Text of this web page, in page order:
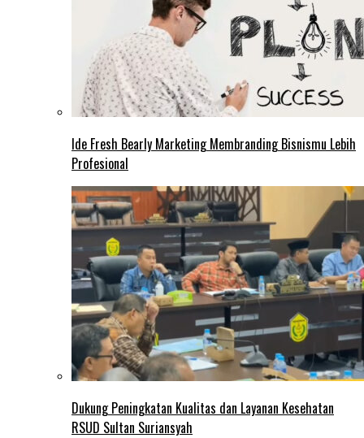
Ide Fresh Bearly Marketing Membranding Bisnismu Lebih
Profesional
Dukung Peningkatan Kualitas dan Layanan Kesehatan
RSUD Sultan Suriansyah